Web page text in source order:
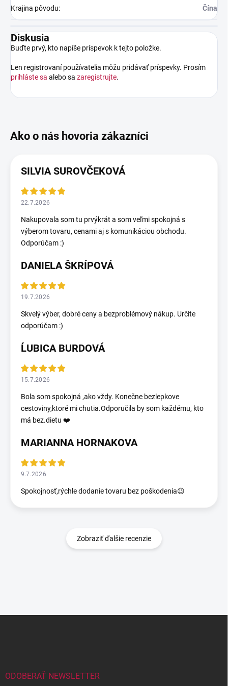
Krajina pôvodu: Čína
Diskusia
Buďte prvý, kto napíše príspevok k tejto položke.
Len registrovaní používatelia môžu pridávať príspevky. Prosím
prihláste sa alebo sa zaregistrujte.
SILVIA SUROVČEKOVÁ
22.7.2026
Nakupovala som tu prvýkrát a som veľmi spokojná s
výberom tovaru, cenami aj s komunikáciou obchodu.
Odporúčam :)
DANIELA ŠKRÍPOVÁ
19.7.2026
Skvelý výber, dobré ceny a bezproblémový nákup. Určite
odporúčam :)
ĹUBICA BURDOVÁ
15.7.2026
Bola som spokojná ,ako vždy. Konečne bezlepkove
cestoviny,ktoré mi chutia.Odporučila by som každému, kto
má bez.dietu ❤️
MARIANNA HORNAKOVA
9.7.2026
Spokojnosť,rýchle dodanie tovaru bez poškodenia😉
Zobraziť ďalšie recenzie
ODOBERAŤ NEWSLETTER